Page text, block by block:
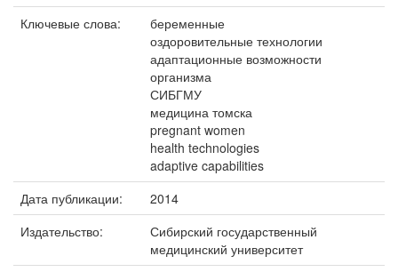
Ключевые слова:
беременные
оздоровительные технологии
адаптационные возможности
организма
СИБГМУ
медицина томска
pregnant women
health technologies
adaptive capabilities
Дата публикации:
2014
Издательство:
Сибирский государственный
медицинский университет